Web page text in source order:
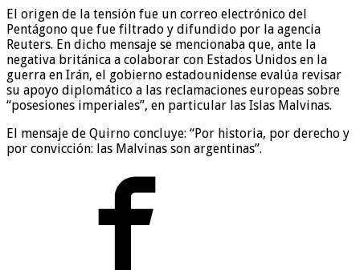
El origen de la tensión fue un correo electrónico del
Pentágono que fue filtrado y difundido por la agencia
Reuters. En dicho mensaje se mencionaba que, ante la
negativa británica a colaborar con Estados Unidos en la
guerra en Irán, el gobierno estadounidense evalúa revisar
su apoyo diplomático a las reclamaciones europeas sobre
“posesiones imperiales”, en particular las Islas Malvinas.
El mensaje de Quirno concluye: “Por historia, por derecho y
por convicción: las Malvinas son argentinas”.